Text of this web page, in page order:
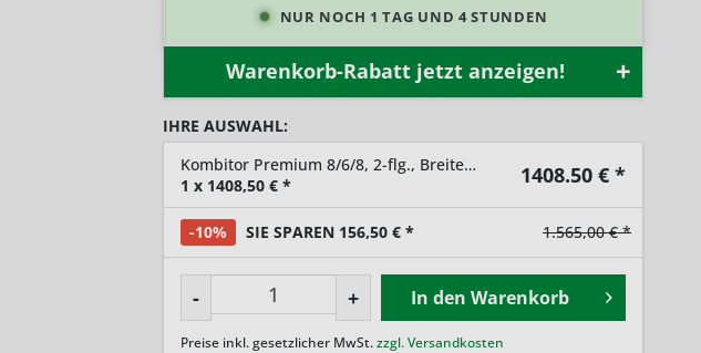
NUR NOCH 1 TAG UND 4 STUNDEN
Warenkorb-Rabatt jetzt anzeigen!
IHRE AUSWAHL:
Kombitor Premium 8/6/8, 2-flg., Breite 2000mm
1 x 1408,50 € * 1408.50 € *
-10% SIE SPAREN 156,50 € * 1.565,00 € *
- + In den Warenkorb
Preise inkl. gesetzlicher MwSt.zzgl. Versandkosten